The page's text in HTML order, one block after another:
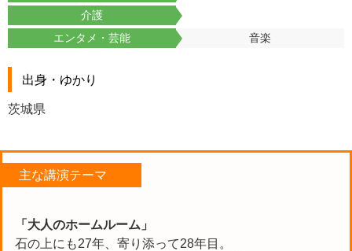
介護
エンタメ・芸能
音楽
出身・ゆかり
茨城県
主な講演テーマ
「大人のホームルーム」
石の上にも27年、寄り添って28年目。